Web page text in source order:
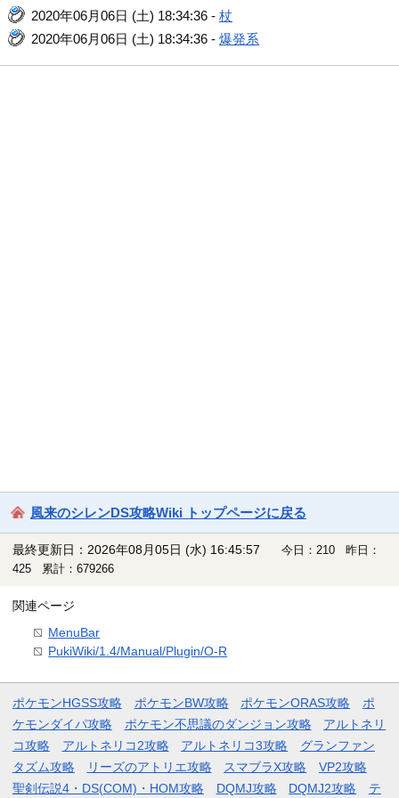
2020年06月06日 (土) 18:34:36 -杖
2020年06月06日 (土) 18:34:36 -爆発系
風来のシレンDS攻略Wiki トップページに戻る
最終更新日：2026年08月05日 (水) 16:45:57
今日：210 昨日：
425 累計：679266
関連ページ
MenuBar
PukiWiki/1.4/Manual/Plugin/O-R
ポケモンHGSS攻略 ポケモンBW攻略 ポケモンORAS攻略
ポ
ケモンダイパ攻略
ポケモン不思議のダンジョン攻略
アルトネリ
コ攻略
アルトネリコ2攻略 アルトネリコ3攻略
グランファン
タズム攻略
リーズのアトリエ攻略 スマブラX攻略
VP2攻略
聖剣伝説4・DS(COM)・HOM攻略
DQMJ攻略 DQMJ2攻略 テ